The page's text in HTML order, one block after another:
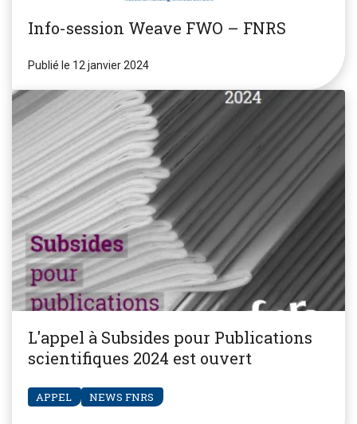
Info-session Weave FWO – FNRS
Publié le 12 janvier 2024
L'appel à Subsides pour Publications
scientifiques 2024 est ouvert
APPEL NEWS FNRS